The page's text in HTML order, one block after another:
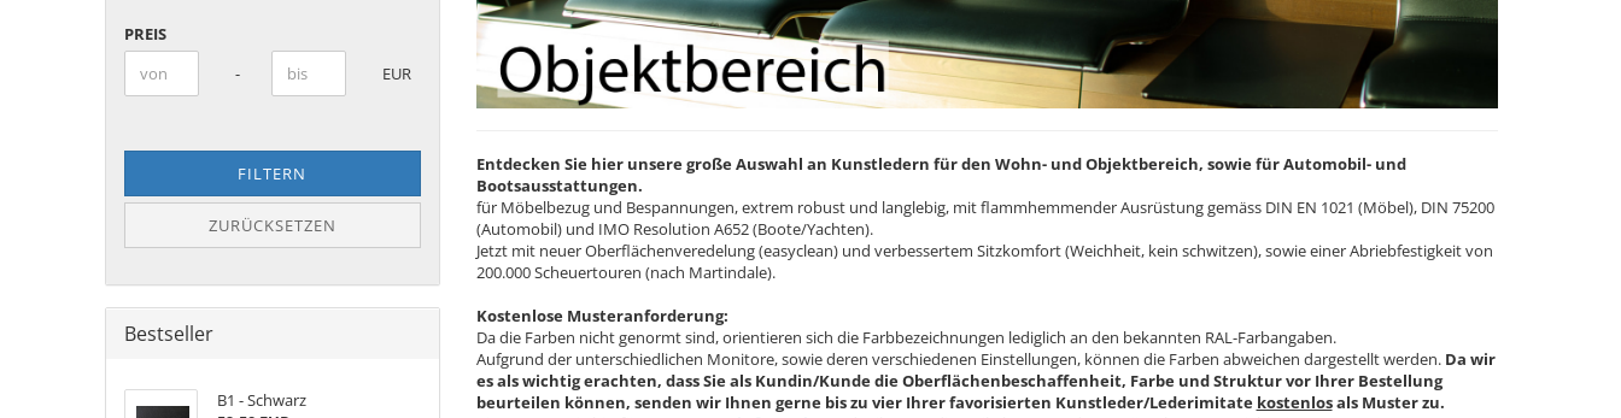
Entdecken Sie hier unsere große Auswahl an Kunstledern für den Wohn- und Objektbereich, sowie für Automobil- und
Bootsausstattungen.
für Möbelbezug und Bespannungen, extrem robust und langlebig, mit flammhemmender Ausrüstung gemäss DIN EN 1021 (Möbel), DIN 75200
(Automobil) und IMO Resolution A652 (Boote/Yachten).
Jetzt mit neuer Oberflächenveredelung (easyclean) und verbessertem Sitzkomfort (Weichheit, kein schwitzen), sowie einer Abriebfestigkeit von
200.000 Scheuertouren (nach Martindale).
Kostenlose Musteranforderung:
Da die Farben nicht genormt sind, orientieren sich die Farbbezeichnungen lediglich an den bekannten RAL-Farbangaben.
Aufgrund der unterschiedlichen Monitore, sowie deren verschiedenen Einstellungen, können die Farben abweichen dargestellt werden. Da wir
es als wichtig erachten, dass Sie als Kundin/Kunde die Oberflächenbeschaffenheit, Farbe und Struktur vor Ihrer Bestellung
beurteilen können, senden wir Ihnen gerne bis zu vier Ihrer favorisierten Kunstleder/Lederimitate kostenlosals Muster zu.
PREIS
Preis bis
- EUR
FILTERN
ZURÜCKSETZEN
Bestseller
B1 - Schwarz